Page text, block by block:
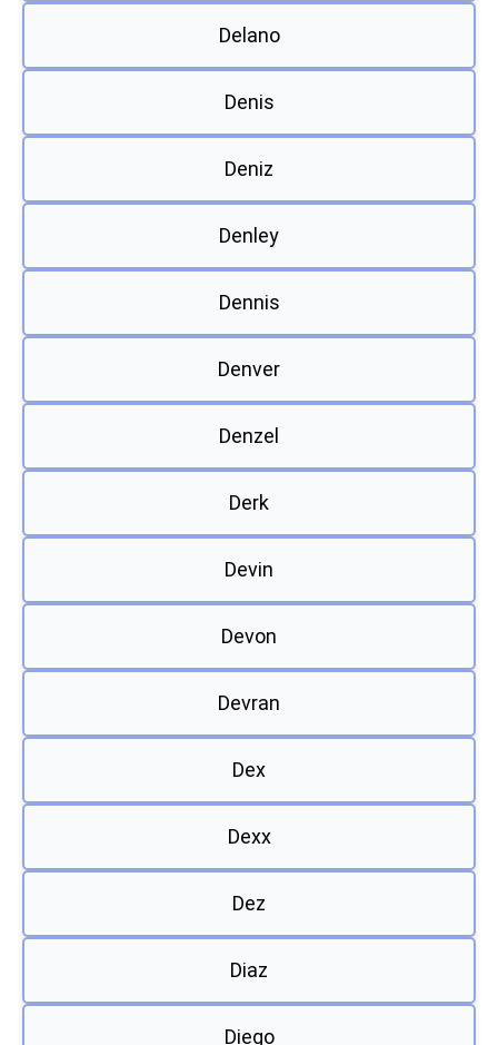
Delano
Denis
Deniz
Denley
Dennis
Denver
Denzel
Derk
Devin
Devon
Devran
Dex
Dexx
Dez
Diaz
Diego